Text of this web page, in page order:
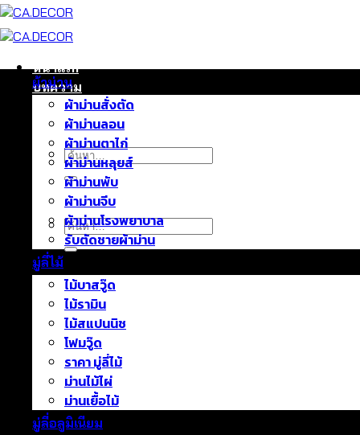
ข้าม
ยัง
หน้าแรก
บทความ
ติดต่อเรา
เกี่ยวกับเรา
ค้นหา:
ค้นหา:
ผ้าม่าน
ผ้าม่านสั่งตัด
ผ้าม่านลอน
ผ้าม่านตาไก่
ผ้าม่านหลุยส์
ผ้าม่านพับ
ผ้าม่านจีบ
ผ้าม่านโรงพยาบาล
รับตัดชายผ้าม่าน
มู่ลี่ไม้
ไม้บาสวู๊ด
ไม้รามิน
ไม้สแปนนิช
โฟมวู๊ด
ราคา มู่ลี่ไม้
ม่านไม้ไผ่
ม่านเยื้อไม้
มู่ลี่อลูมิเนียม